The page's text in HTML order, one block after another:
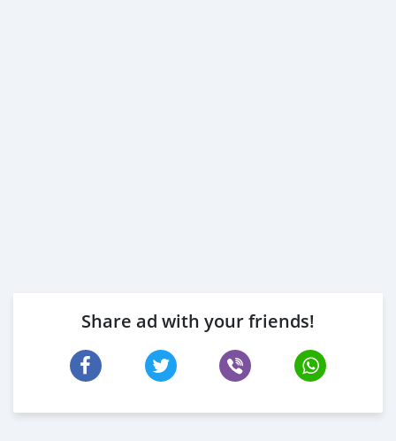
Share ad with your friends!